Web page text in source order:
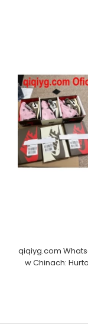
qiqiyg.com
w Chinach: